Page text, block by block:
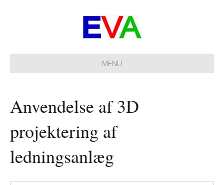
MENU
Anvendelse af 3D
projektering af
ledningsanlæg